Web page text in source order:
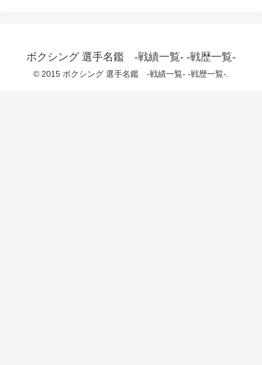
ボクシング 選手名鑑 -戦績一覧- -戦歴一覧-
© 2015 ボクシング 選手名鑑 -戦績一覧- -戦歴一覧-.